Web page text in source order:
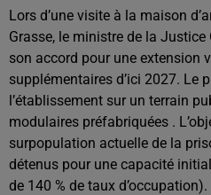
Lors d’une visite à la maison
Grasse, le ministre de la
son accord pour une extension
supplémentaires d’ici 2027. Le
l’établissement sur un terrain
modulaires préfabriquées .
surpopulation actuelle de la
détenus pour une capacité
de 140 % de taux d’occupation).